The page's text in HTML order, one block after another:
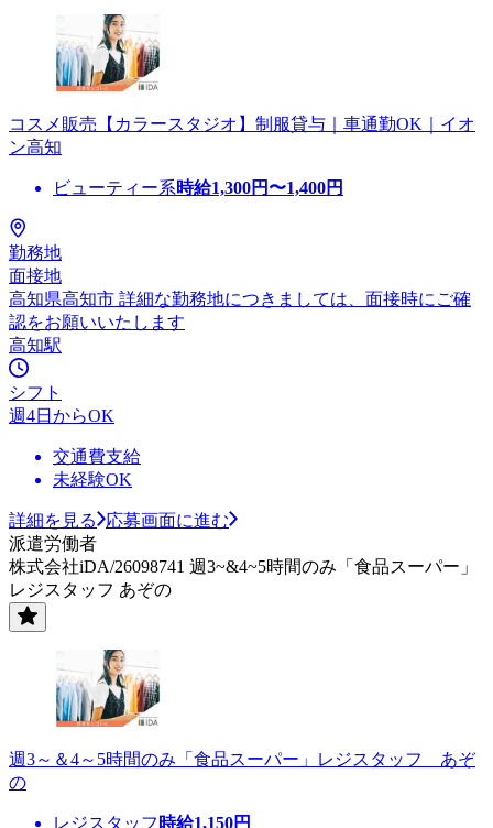
コスメ販売【カラースタジオ】制服貸与｜車通勤OK｜イオ
ン高知
ビューティー系時給1,300円〜1,400円
勤務地
面接地
高知県高知市 詳細な勤務地につきましては、面接時にご確
認をお願いいたします
高知駅
シフト
週4日からOK
交通費支給
未経験OK
詳細を見る
応募画面に進む
派遣労働者
株式会社iDA/26098741 週3~&4~5時間のみ「食品スーパー」
レジスタッフ あぞの
週3～＆4～5時間のみ「食品スーパー」レジスタッフ あぞ
の
レジスタッフ 時給1,150円